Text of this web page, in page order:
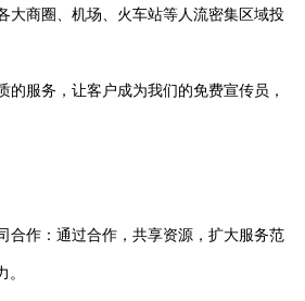
商圈、机场、火车站等人流密集区域投
服务，让客户成为我们的免费宣传员，
合作：通过合作，共享资源，扩大服务范